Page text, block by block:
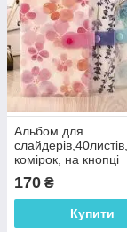
Альбом для
комірок, на кнопці
170 ₴
Купити